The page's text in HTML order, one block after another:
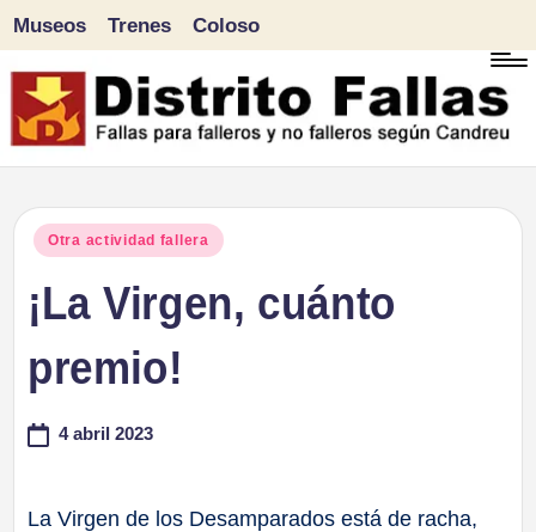
Saltar
al
Museos Trenes Coloso
Publicado
Otra actividad fallera
¡La Virgen, cuánto
premio!
4 abril 2023
La Virgen de los Desamparados está de racha,